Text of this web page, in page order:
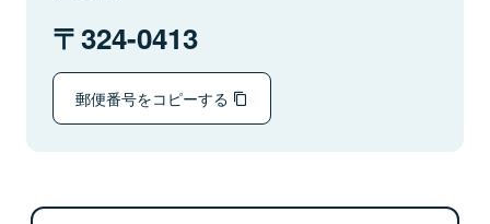
324-0413
郵便番号をコピーする